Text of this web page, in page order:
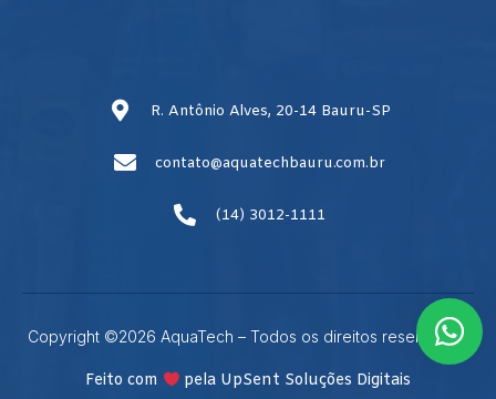
R. Antônio Alves, 20-14 Bauru-SP
contato@aquatechbauru.com.br
(14) 3012-1111
Copyright ©2026 AquaTech – Todos os direitos reservados.
Feito com pela UpSent Soluções Digitais